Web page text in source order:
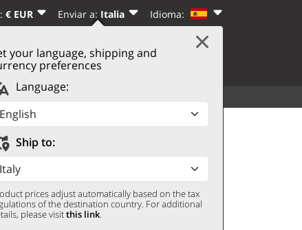
€ EUR Enviar a: Italia Idioma:
your language, shipping and
preferences
Language:
Ship to:
prices adjust automatically based on the tax
of the destination country. For additional
please visitthis link.
| REGÍSTRATE
CARRITO
OTROS
Carranco